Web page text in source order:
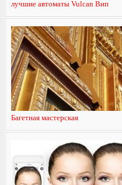
лучшие автоматы Vulcan Вип
Багетная мастерская